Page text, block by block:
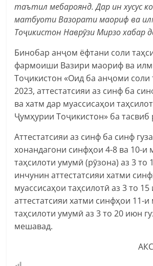
таътил мебароянд. Дар ин хусус
матбуоти Вазорати маориф ва
Тоҷикистон Наврӯзи Мирзо хабар
Бинобар анҷом ёфтани соли
фармоиши Вазири маориф ва
Тоҷикистон «Оид ба анҷоми соли
2023, аттестатсияи аз синф ба
ва хатм дар муассисаҳои
Ҷумҳурии Тоҷикистон» ба тасвиб
Аттестатсияи аз синф ба синф
хонандагони синфҳои 4-8 ва 10-и
таҳсилоти умумӣ (рӯзона) аз 3 то
инчунин аттестатсияи хатми
муассисаҳои таҳсилотӣ аз 3 то
аттестатсияи хатми синфҳои 11-и
таҳсилоти умумӣ аз 3 то 20 июн
мешавад.